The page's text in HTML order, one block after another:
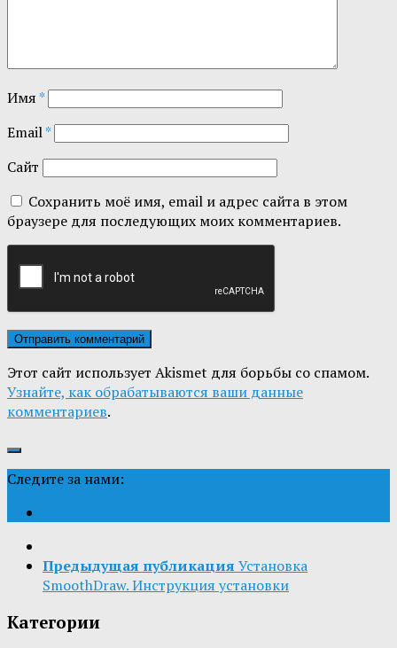
Имя*
Email*
Сайт
Сохранить моё имя, email и адрес сайта в этом
браузере для последующих моих комментариев.
Этот сайт использует Akismet для борьбы со спамом.
Узнайте, как обрабатываются ваши данные
комментариев.
Следите за нами:
Предыдущая публикация Установка
SmoothDraw. Инструкция установки
Категории